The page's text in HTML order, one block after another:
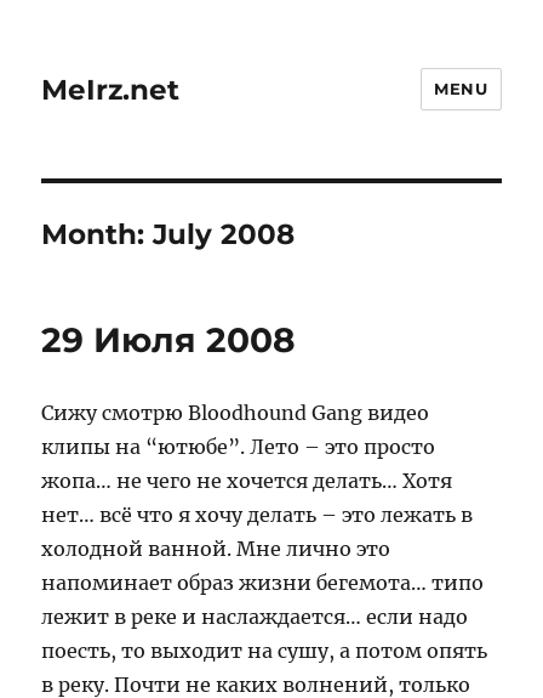
MeIrz.net MENU
Month:July 2008
29 Июля 2008
Сижу смотрю Bloodhound Gang видео
клипы на “ютюбе”. Лето – это просто
жопа… не чего не хочется делать… Хотя
нет… всё что я хочу делать – это лежать в
холодной ванной. Мне лично это
напоминает образ жизни бегемота… типо
лежит в реке и наслаждается… если надо
поесть, то выходит на сушу, а потом опять
в реку. Почти не каких волнений, только